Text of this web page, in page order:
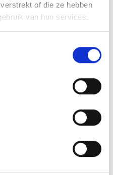
of die ze hebben
van hun services.